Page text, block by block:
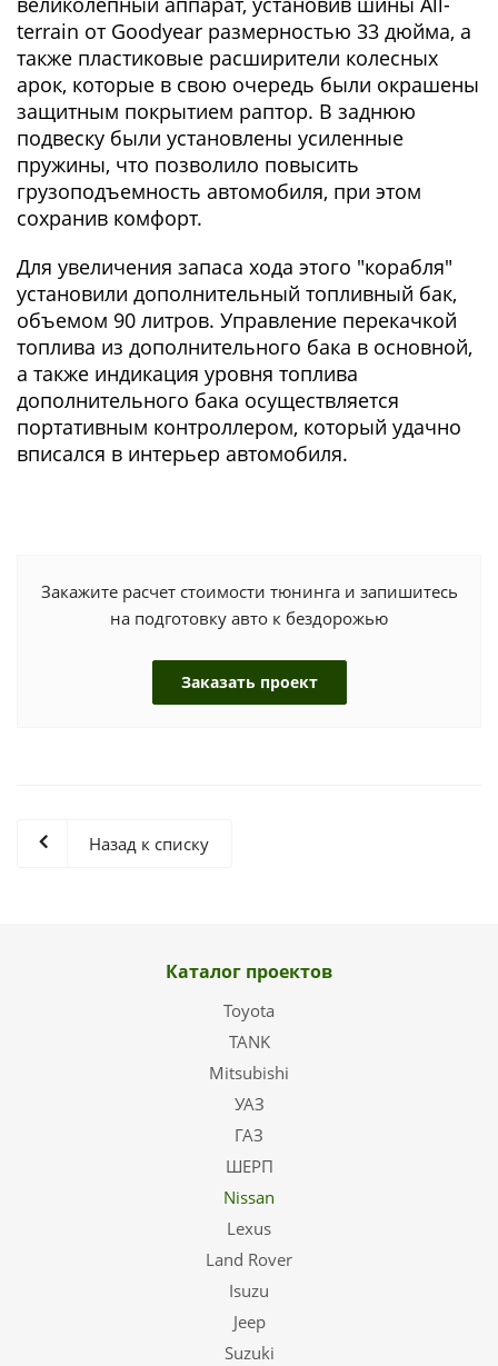
terrain от Goodyear размерностью 33 дюйма, а
также пластиковые расширители колесных
арок, которые в свою очередь были окрашены
защитным покрытием раптор. В заднюю
подвеску были установлены усиленные
пружины, что позволило повысить
грузоподъемность автомобиля, при этом
сохранив комфорт.
Для увеличения запаса хода этого "корабля"
установили дополнительный топливный бак,
объемом 90 литров. Управление перекачкой
топлива из дополнительного бака в основной,
а также индикация уровня топлива
дополнительного бака осуществляется
портативным контроллером, который удачно
вписался в интерьер автомобиля.
Закажите расчет стоимости тюнинга и запишитесь
на подготовку авто к бездорожью
Заказать проект
Назад к списку
Каталог проектов
Toyota
TANK
Mitsubishi
УАЗ
ГАЗ
ШЕРП
Nissan
Lexus
Land Rover
Isuzu
Jeep
Suzuki